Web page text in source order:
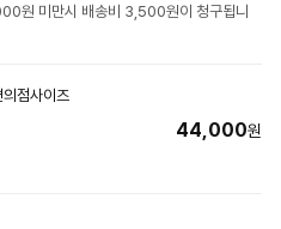
원 미만시 배송비 3,500원이 청구됩니
점사이즈
44,000원